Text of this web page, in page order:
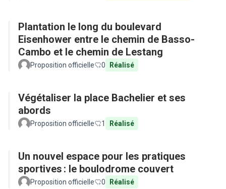
Plantation le long du boulevard
Eisenhower entre le chemin de Basso-
Cambo et le chemin de Lestang
Proposition officielle 0 Réalisé
Végétaliser la place Bachelier et ses
abords
Proposition officielle 1 Réalisé
Un nouvel espace pour les pratiques
sportives : le boulodrome couvert
Proposition officielle 0 Réalisé